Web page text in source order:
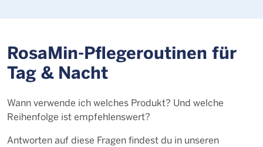
RosaMin-Pflegeroutinen für
Tag & Nacht
Wann verwende ich welches Produkt? Und welche
Reihenfolge ist empfehlenswert?
Antworten auf diese Fragen findest du in unseren